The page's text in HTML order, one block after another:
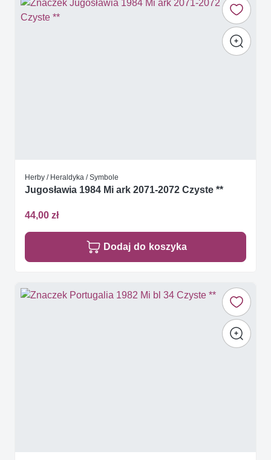
Herby / Heraldyka / Symbole
Jugosławia 1984 Mi ark 2071-2072 Czyste **
44,00 zł
Dodaj do koszyka